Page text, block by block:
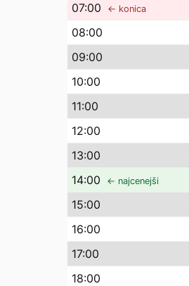
07:00 ← konica
08:00
09:00
10:00
11:00
12:00
13:00
14:00 ← najcenejši
15:00
16:00
17:00
18:00